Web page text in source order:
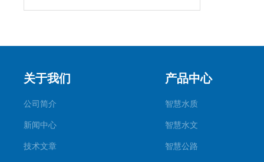
关于我们
公司简介
新闻中心
技术文章
产品中心
智慧水质
智慧水文
智慧公路